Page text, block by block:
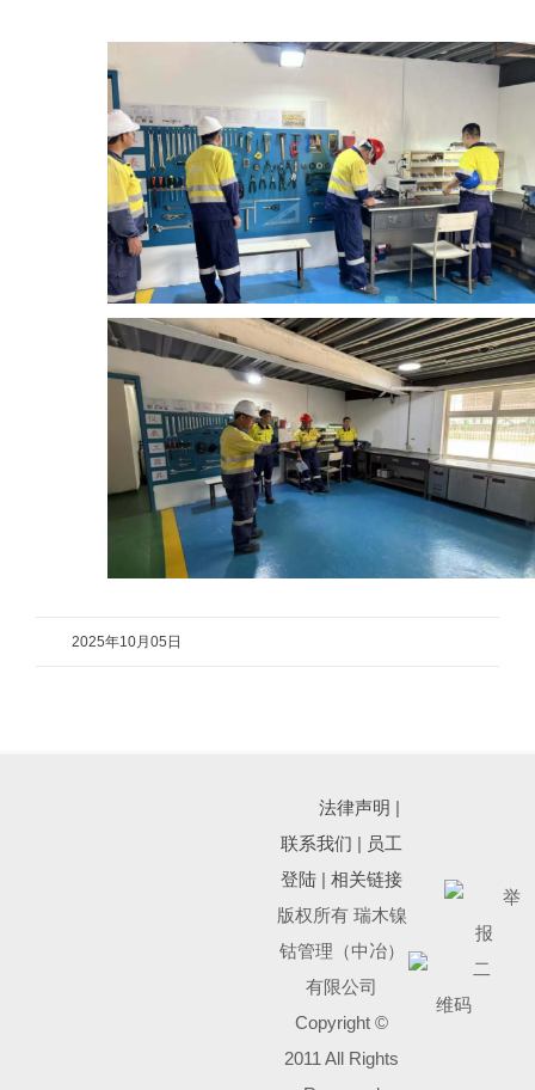
2025年10月05日
法律声明 |
联系我们 | 员工
登陆 |相关链接
版权所有 瑞木镍
钴管理（中冶）
有限公司
Copyright ©
2011 All Rights